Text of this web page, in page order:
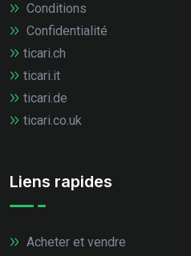
Conditions
Confidentialité
ticari.ch
ticari.it
ticari.de
ticari.co.uk
Liens rapides
Acheter et vendre